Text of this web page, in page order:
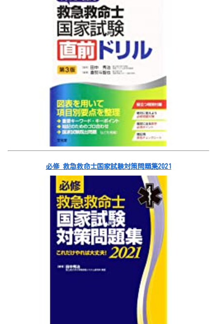
必修 救急救命士国家試験対策問題集2021